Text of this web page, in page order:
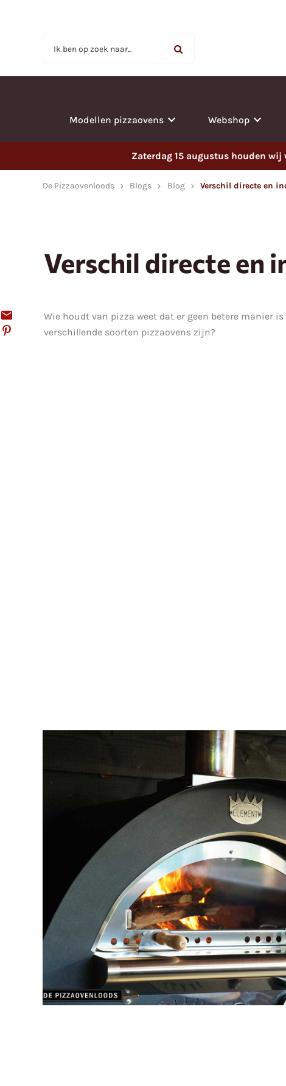
Ik ben op zoek naar...
Modellen pizzaovens Webshop
Zaterdag 15 augustus houden wij
De Pizzaovenloods Blogs Blog Verschil directe en
Verschil directe en
Wie houdt van pizza weet dat er geen betere manier
verschillende soorten pizzaovens zijn?